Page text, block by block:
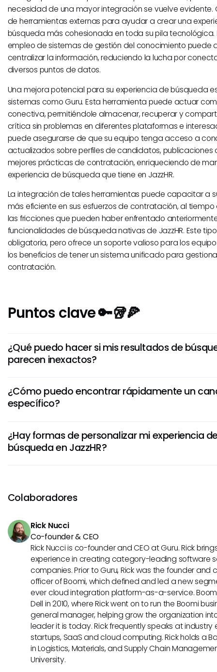
necesidad de una mayor integración se vuelve evidente.
de herramientas externas para ayudar a crear una
búsqueda más cohesionada en toda su pila tecnológica.
empleo de sistemas de gestión del conocimiento puede
centralizar la información, reduciendo la lucha por
diversos puntos de datos.
Una mejora potencial para su experiencia de búsqueda
sistemas como Guru. Esta herramienta puede actuar
conectiva, permitiéndole almacenar, recuperar y
crítica sin problemas en diferentes plataformas e
puede asegurarse de que su equipo tenga acceso a
actualizados sobre perfiles de candidatos, publicaciones
mejores prácticas de contratación, enriqueciendo de
experiencia de búsqueda que tiene en JazzHR.
La integración de tales herramientas puede capacitar a
más eficiente en sus esfuerzos de contratación, al tiempo
las fricciones que pueden haber enfrentado
funcionalidades de búsqueda nativas de JazzHR. Este
obligatoria, pero ofrece un soporte valioso para los
los beneficios de tener un sistema unificado para
contratación.
Puntos clave 🔑🥡🍕
¿Qué puedo hacer si mis resultados de
parecen inexactos?
evalúa los datos ingresados en los perfiles de
publicaciones de vacantes para garantizar consistencia.
regularmente la información de los candidatos y refinar
búsqueda utilizando operadores Booleanos también
¿Cómo puedo encontrar rápidamente un
específico?
precisas que incluyan su nombre o cualificaciones
de manera efectiva para reducir tu búsqueda en función
¿Hay formas de personalizar mi experiencia
búsqueda en JazzHR?
operadores Booleanos. Actualizando constantemente
candidatos y utilizando palabras clave estructuradas
equipo de soporte de JazzHR si buscas opciones de
adicionales.
Colaboradores
Rick Nucci
Co-founder & CEO
Rick Nucci is co-founder and CEO at Guru. Rick
experience in creating category-leading software
companies. Prior to Guru, Rick was the founder and
officer of Boomi, which defined and led a new
ever cloud integration platform-as-a-service.
Dell in 2010, where Rick went on to run the Boomi
general manager, helping grow the organization
leader it is today. Rick frequently speaks at
startups, SaaS and cloud computing. Rick holds a
in Logistics, Materials, and Supply Chain
University.